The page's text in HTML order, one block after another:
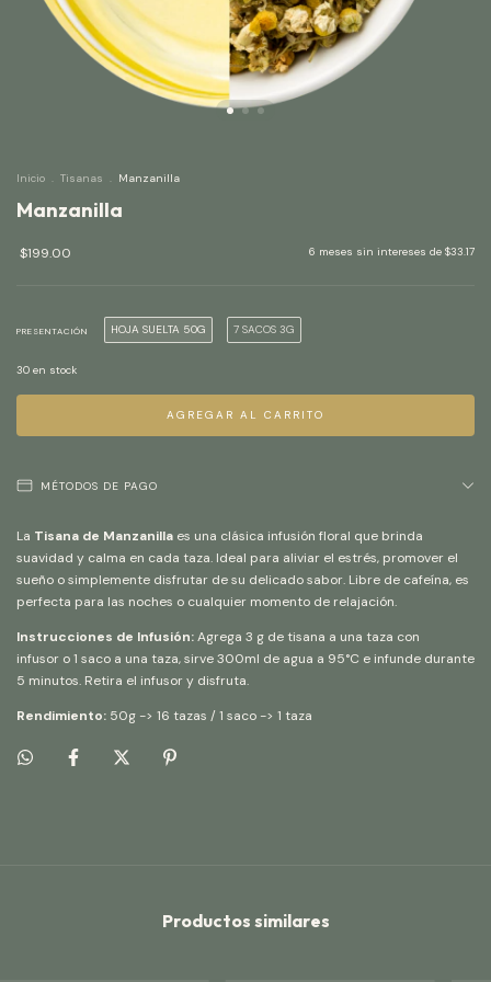
Inicio . Tisanas . Manzanilla
Manzanilla
$199.00 6 meses sin intereses de $33.17
PRESENTACIÓN HOJA SUELTA 50G 7 SACOS 3G
30 en stock
MÉTODOS DE PAGO
La Tisana de Manzanilla es una clásica infusión floral que brinda
suavidad y calma en cada taza. Ideal para aliviar el estrés, promover el
sueño o simplemente disfrutar de su delicado sabor. Libre de cafeína, es
perfecta para las noches o cualquier momento de relajación.
Instrucciones de Infusión:Agrega 3 g de tisana a una taza con
infusor o 1 saco a una taza, sirve 300ml de agua a 95°C e infunde durante
5 minutos. Retira el infusor y disfruta.
Rendimiento: 50g -> 16 tazas / 1 saco -> 1 taza
Productos similares